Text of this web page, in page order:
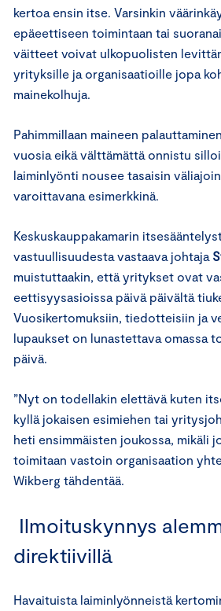
kertoa ensin itse. Varsinkin
epäeettiseen toimintaan tai
väitteet voivat ulkopuolisten
yrityksille ja organisaatioille jopa
mainekolhuja.
Pahimmillaan maineen
vuosia eikä välttämättä onnistu
laiminlyönti nousee tasaisin
varoittavana esimerkkinä.
Keskuskauppakamarin
vastuullisuudesta vastaava johtaja
muistuttaakin, että yritykset ovat
eettisyysasioissa päivä päivältä
Vuosikertomuksiin, tiedotteisiin ja
lupaukset on lunastettava omassa
päivä.
”Nyt on todellakin elettävä kuten
kyllä jokaisen esimiehen tai
heti ensimmäisten joukossa, mikäli
toimitaan vastoin organisaation
Wikberg tähdentää.
Ilmoituskynnys
direktiivillä
Havaituista laiminlyönneistä